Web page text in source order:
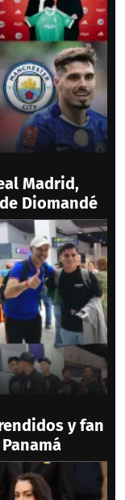
Madrid,
Diomandé
y fan